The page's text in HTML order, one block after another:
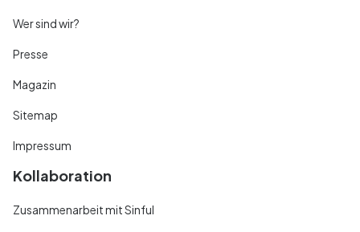
Wer sind wir?
Presse
Magazin
Sitemap
Impressum
Kollaboration
Zusammenarbeit mit Sinful